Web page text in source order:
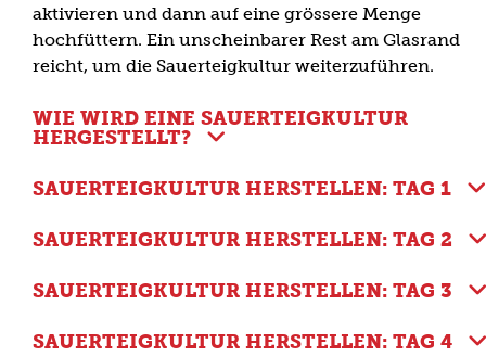
aktivieren und dann auf eine grössere Menge
hochfüttern. Ein unscheinbarer Rest am Glasrand
reicht, um die Sauerteigkultur weiterzuführen.
WIE WIRD EINE SAUERTEIGKULTUR
HERGESTELLT?
SAUERTEIGKULTUR HERSTELLEN: TAG 1
SAUERTEIGKULTUR HERSTELLEN: TAG 2
SAUERTEIGKULTUR HERSTELLEN: TAG 3
SAUERTEIGKULTUR HERSTELLEN: TAG 4